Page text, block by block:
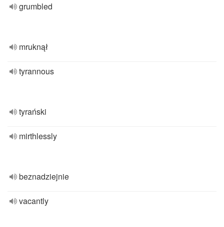
grumbled
mruknął
tyrannous
tyrański
mirthlessly
beznadziejnie
vacantly